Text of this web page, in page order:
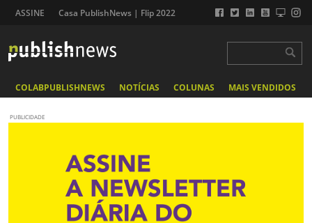
ASSINE Casa PublishNews | Flip 2022
COLABPUBLISHNEWS NOTÍCIAS COLUNAS MAIS VENDIDOS
PUBLICIDADE